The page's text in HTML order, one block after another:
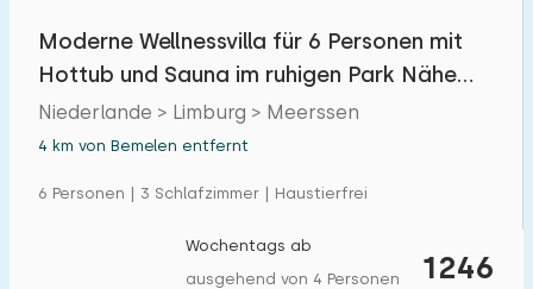
Moderne Wellnessvilla für 6 Personen mit
Hottub und Sauna im ruhigen Park Nähe
Maastricht
Niederlande > Limburg > Meerssen
4 km von Bemelen entfernt
6 Personen | 3 Schlafzimmer | Haustierfrei
1246
Wochentags ab
ausgehend von 4 Personen